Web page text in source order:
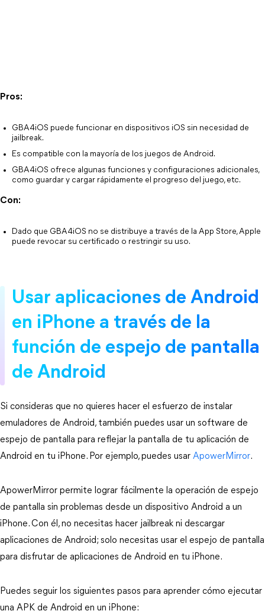
Pros:
GBA4iOS puede funcionar en dispositivos iOS sin necesidad de
jailbreak.
Es compatible con la mayoría de los juegos de Android.
GBA4iOS ofrece algunas funciones y configuraciones adicionales,
como guardar y cargar rápidamente el progreso del juego, etc.
Con:
Dado que GBA4iOS no se distribuye a través de la App Store, Apple
puede revocar su certificado o restringir su uso.
Usar aplicaciones de Android
en iPhone a través de la
función de espejo de pantalla
de Android
Si consideras que no quieres hacer el esfuerzo de instalar
emuladores de Android, también puedes usar un software de
espejo de pantalla para reflejar la pantalla de tu aplicación de
Android en tu iPhone. Por ejemplo, puedes usar ApowerMirror.
ApowerMirror permite lograr fácilmente la operación de espejo
de pantalla sin problemas desde un dispositivo Android a un
iPhone. Con él, no necesitas hacer jailbreak ni descargar
aplicaciones de Android; solo necesitas usar el espejo de pantalla
para disfrutar de aplicaciones de Android en tu iPhone.
Puedes seguir los siguientes pasos para aprender cómo ejecutar
una APK de Android en un iPhone: